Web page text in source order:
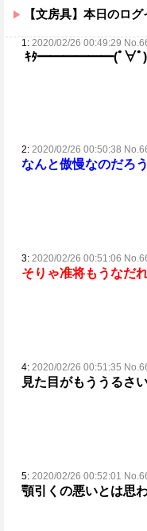
【文房具】本日のロ
1: 2020/02/26 00:49:29
ｷﾀ━━━━━━(ﾟ∀
2: 2020/02/26 00:50:38
なんと傲慢なのだろう
3: 2020/02/26 00:51:06
そりゃ准将もうなだ
4: 2020/02/26 00:51:35
見た目がもううるさ
5: 2020/02/26 00:52:01
顎引くの悪いとは思